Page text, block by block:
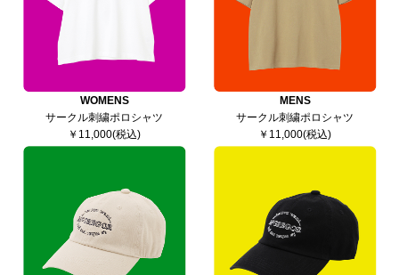
WOMENS
サークル刺繍ポロシャツ
￥11,000(税込)
MENS
サークル刺繍ポロシャツ
￥11,000(税込)